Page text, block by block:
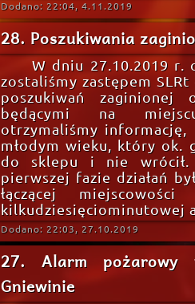
Dodano: 22:04, 4.11.2019
28. Poszukiwania
W dniu 27.10.2019 r.
zostaliśmy zastępem
poszukiwań
będącymi na
otrzymaliśmy informację,
młodym wieku, który ok.
do sklepu i nie wrócił.
pierwszej fazie działań
łączącej
kilkudziesięciominutowej
Dodano: 22:03, 27.10.2019
27. Alarm
Gniewinie